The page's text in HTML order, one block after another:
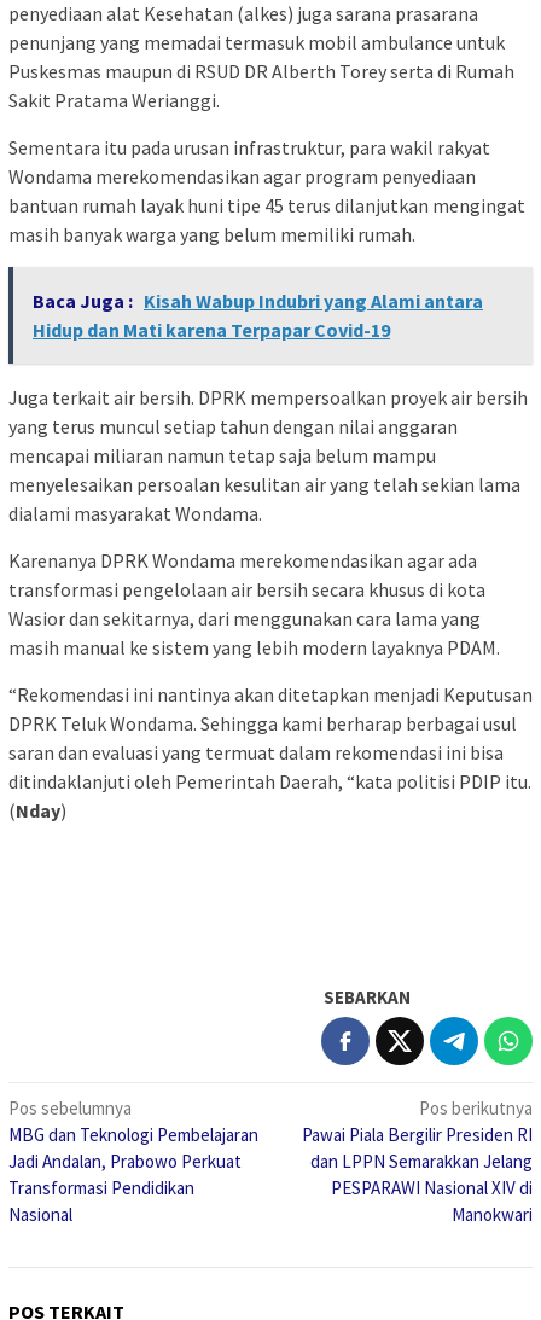
penyediaan alat Kesehatan (alkes) juga sarana prasarana
penunjang yang memadai termasuk mobil ambulance untuk
Puskesmas maupun di RSUD DR Alberth Torey serta di Rumah
Sakit Pratama Werianggi.
Sementara itu pada urusan infrastruktur, para wakil rakyat
Wondama merekomendasikan agar program penyediaan
bantuan rumah layak huni tipe 45 terus dilanjutkan mengingat
masih banyak warga yang belum memiliki rumah.
Baca Juga : Kisah Wabup Indubri yang Alami antara
Hidup dan Mati karena Terpapar Covid-19
Juga terkait air bersih. DPRK mempersoalkan proyek air bersih
yang terus muncul setiap tahun dengan nilai anggaran
mencapai miliaran namun tetap saja belum mampu
menyelesaikan persoalan kesulitan air yang telah sekian lama
dialami masyarakat Wondama.
Karenanya DPRK Wondama merekomendasikan agar ada
transformasi pengelolaan air bersih secara khusus di kota
Wasior dan sekitarnya, dari menggunakan cara lama yang
masih manual ke sistem yang lebih modern layaknya PDAM.
“Rekomendasi ini nantinya akan ditetapkan menjadi Keputusan
DPRK Teluk Wondama. Sehingga kami berharap berbagai usul
saran dan evaluasi yang termuat dalam rekomendasi ini bisa
ditindaklanjuti oleh Pemerintah Daerah, “kata politisi PDIP itu.
(Nday)
SEBARKAN
Navigasi
pos
Pos sebelumnya
MBG dan Teknologi Pembelajaran
Jadi Andalan, Prabowo Perkuat
Transformasi Pendidikan
Nasional
Pos berikutnya
Pawai Piala Bergilir Presiden RI
dan LPPN Semarakkan Jelang
PESPARAWI Nasional XIV di
Manokwari
POS TERKAIT